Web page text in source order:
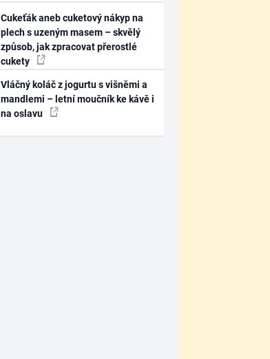
Cukeťák aneb cuketový nákyp na
plech s uzeným masem – skvělý
způsob, jak zpracovat přerostlé
cukety
Vláčný koláč z jogurtu s višněmi a
mandlemi – letní moučník ke kávě i
na oslavu